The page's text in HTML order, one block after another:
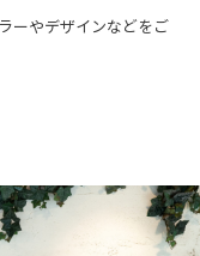
ーやデザインなどをご